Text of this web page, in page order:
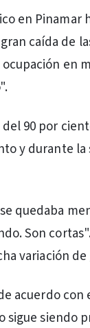
en Pinamar
caída de
en
90 por
y durante la
quedaba
Son
variación
acuerdo con
sigue siendo